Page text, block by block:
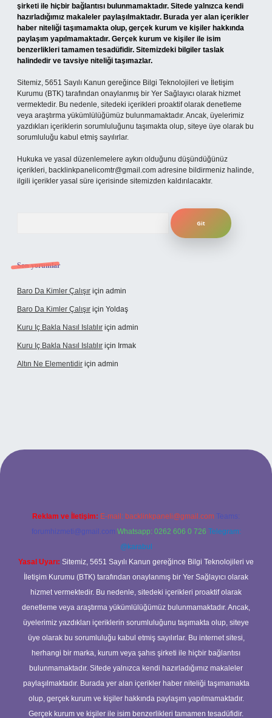
şirketi ile hiçbir bağlantısı bulunmamaktadır. Sitede yalnızca kendi
hazırladığımız makaleler paylaşılmaktadır. Burada yer alan içerikler
haber niteliği taşımamakta olup, gerçek kurum ve kişiler hakkında
paylaşım yapılmamaktadır. Gerçek kurum ve kişiler ile isim
benzerlikleri tamamen tesadüfidir. Sitemizdeki bilgiler taslak
halindedir ve tavsiye niteliği taşımazlar.
Sitemiz, 5651 Sayılı Kanun gereğince Bilgi Teknolojileri ve İletişim
Kurumu (BTK) tarafından onaylanmış bir Yer Sağlayıcı olarak hizmet
vermektedir. Bu nedenle, sitedeki içerikleri proaktif olarak denetleme
veya araştırma yükümlülüğümüz bulunmamaktadır. Ancak, üyelerimiz
yazdıkları içeriklerin sorumluluğunu taşımakta olup, siteye üye olarak bu
sorumluluğu kabul etmiş sayılırlar.
Hukuka ve yasal düzenlemelere aykırı olduğunu düşündüğünüz
içerikleri, backlinkpanelicomtr@gmail.com adresine bildirmeniz halinde,
ilgili içerikler yasal süre içerisinde sitemizden kaldırılacaktır.
Son yorumlar
Baro Da Kimler Çalışır için admin
Baro Da Kimler Çalışır için Yoldaş
Kuru Iç Bakla Nasıl Islatılır için admin
Kuru Iç Bakla Nasıl Islatılır için Irmak
Altın Ne Elementidir için admin
giriş
Reklam ve İletişim: E-mail: backlinkpaneli@gmail.com Teams:
forumhizmeti@gmail.com Whatsapp: 0262 606 0 726 Telegram:
@karabul
Yasal Uyarı: Sitemiz, 5651 Sayılı Kanun gereğince Bilgi Teknolojileri ve
İletişim Kurumu (BTK) tarafından onaylanmış bir Yer Sağlayıcı olarak
hizmet vermektedir. Bu nedenle, sitedeki içerikleri proaktif olarak
denetleme veya araştırma yükümlülüğümüz bulunmamaktadır. Ancak,
üyelerimiz yazdıkları içeriklerin sorumluluğunu taşımakta olup, siteye
üye olarak bu sorumluluğu kabul etmiş sayılırlar. Bu internet sitesi,
herhangi bir marka, kurum veya şahıs şirketi ile hiçbir bağlantısı
bulunmamaktadır. Sitede yalnızca kendi hazırladığımız makaleler
paylaşılmaktadır. Burada yer alan içerikler haber niteliği taşımamakta
olup, gerçek kurum ve kişiler hakkında paylaşım yapılmamaktadır.
Gerçek kurum ve kişiler ile isim benzerlikleri tamamen tesadüfidir.